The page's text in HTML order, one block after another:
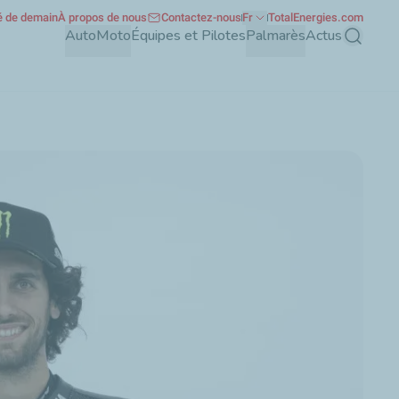
AutoMotoÉquipes et PilotesPalmarèsActus
de demainÀ propos de nous Contactez-nous Fr TotalEnergies.com